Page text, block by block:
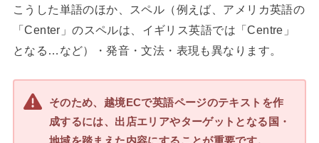
こうした単語のほか、スペル（例えば、アメリカ英語の
「Center」のスペルは、イギリス英語では「Centre」
となる…など）・発音・文法・表現も異なります。
そのため、越境ECで英語ページのテキストを作
成するには、出店エリアやターゲットとなる国・
地域を踏まえた内容にすることが重要です。